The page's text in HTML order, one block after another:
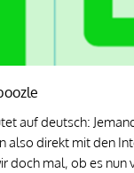
auf deutsch:
also direkt mit den
doch mal, ob es nun